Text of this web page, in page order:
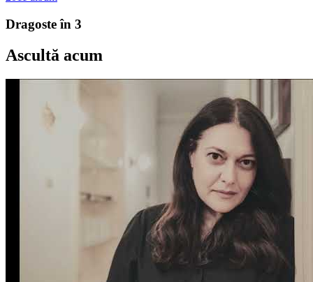
Dragoste în 3
Ascultă acum